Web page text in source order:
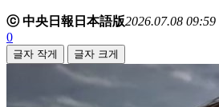
ⓒ 中央日報日本語版2026.07.08 09:59
0
글자 작게 글자 크게